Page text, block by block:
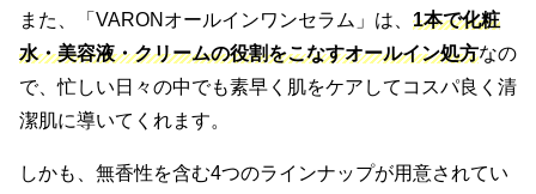
また、「VARONオールインワンセラム」は、 1本で化粧
水・美容液・クリームの役割をこなすオールイン処方なの
で、忙しい日々の中でも素早く肌をケアしてコスパ良く清
潔肌に導いてくれます。
しかも、無香性を含む4つのラインナップが用意されてい